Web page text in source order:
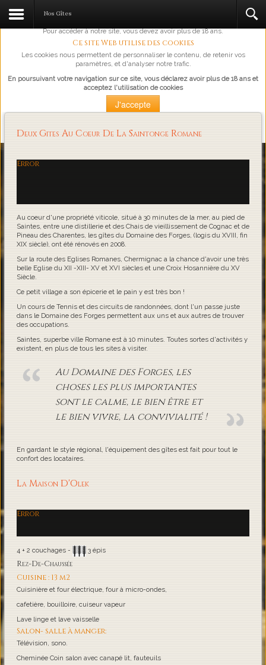
L'abus d'alcool est dangereux pour la santé, à consommer avec
Pour accéder à notre site, vous devez avoir plus de 18 ans.
Ce site Web utilise des cookies
Les cookies nous permettent de personnaliser le contenu, de retenir vos
paramètres, et d'analyser notre trafic.
En poursuivant votre navigation sur ce site, vous déclarez avoir plus de 18 ans et
acceptez l'utilisation de cookies
J'accepte
Loading...
Nos Gîtes
Deux Gites Au Coeur De La Saintonge Romane
Error
Au coeur d'une propriété viticole, situé à 30 minutes de la mer, au pied de
Saintes, entre une distillerie et des Chais de vieillissement de Cognac et de
Pineau des Charentes, les gîtes du Domaine des Forges, (logis du XVIII, fin
XIX siècle), ont été rénovés en 2008.
Sur la route des Eglises Romanes, Chermignac a la chance d'avoir une très
belle Eglise du XII -XIII- XV et XVI siècles et une Croix Hosannière du XV
Siècle.
Ce petit village a son épicerie et le pain y est très bon !
Un cours de Tennis et des circuits de randonnées, dont l'un passe juste
dans le Domaine des Forges permettent aux uns et aux autres de trouver
des occupations.
Saintes, superbe ville Romane est à 10 minutes. Toutes sortes d'activités y
existent, en plus de tous les sites à visiter.
Au Domaine des Forges, les
choses les plus importantes
sont le calme, le bien être et
le bien vivre, la convivialité !
En gardant le style régional, l'équipement des gîtes est fait pour tout le
confort des locataires.
La Maison D'Olek
Error
4 + 2 couchages - 3 épis
Rez-De-Chaussée
Cuisine : 13 m2
Cuisinière et four électrique, four à micro-ondes,
cafetière, bouilloire, cuiseur vapeur
Lave linge et lave vaisselle
Salon- salle à manger:
Télévision, sono.
Cheminée Coin salon avec canapé lit, fauteuils